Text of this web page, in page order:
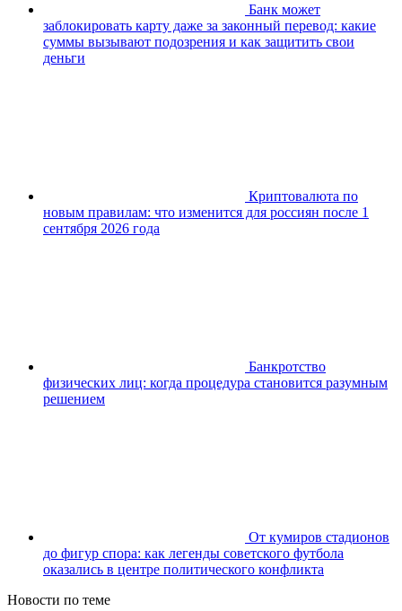
Банк может
заблокировать карту даже за законный перевод: какие
суммы вызывают подозрения и как защитить свои
деньги
Криптовалюта по
новым правилам: что изменится для россиян после 1
сентября 2026 года
Банкротство
физических лиц: когда процедура становится разумным
решением
От кумиров стадионов
до фигур спора: как легенды советского футбола
оказались в центре политического конфликта
Новости по теме